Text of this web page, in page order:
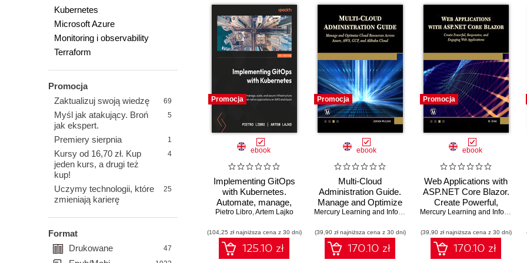
Kubernetes
Microsoft Azure
Monitoring i observability
Terraform
Promocja
Zaktualizuj swoją wiedzę
69
Myśl jak atakujący. Broń
jak ekspert.
5
Premiery sierpnia 1
Kursy od 16,70 zł. Kup
jeden kurs, a drugi też
kup!
4
Uczymy technologii, które
zmieniają karierę
25
Format
Drukowane
47
Promocja
ebook
Implementing GitOps
with Kubernetes.
Automate, manage,
scale, and secure
cloud-native
applications on AWS
and Azure
Pietro Libro,Artem Lajko
(104,25 zł najniższa cena z 30 dni)
125.10 zł
Promocja
ebook
Multi-Cloud
Administration Guide.
Manage and Optimize
Cloud Resources
GCP, and Alibaba Cloud
Mercury Learning and Information ,Jeroen Mulder
(39,90 zł najniższa cena z 30 dni)
170.10 zł
Promocja
ebook
Web Applications with
ASP.NET Core Blazor.
Create Powerful,
Responsive, and
Applications
Mercury Learning and Information
(39,90 zł najniższa cena z 30 dni)
170.10 zł